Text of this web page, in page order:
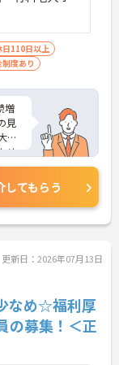
日110日以上
度あり
増
見
き
め
程
ど
ハ
取
ア
的
安
してもらう
更新日：2026年07月13日
なめ☆福利厚
の募集！＜正